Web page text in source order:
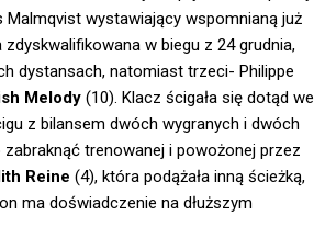
wystawiający wspomnianą już
zdyskwalifikowana w biegu z 24 grudnia,
dystansach, natomiast trzeci- Philippe
Melody (10). Klacz ścigała się dotąd we
z bilansem dwóch wygranych i dwóch
trenowanej i powożonej przez
Reine (4), która podążała inną ścieżką,
ma doświadczenie na dłuższym